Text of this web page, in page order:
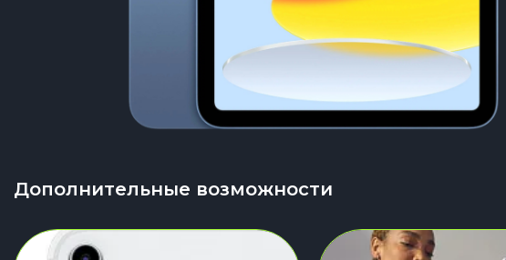
Дополнительные возможности